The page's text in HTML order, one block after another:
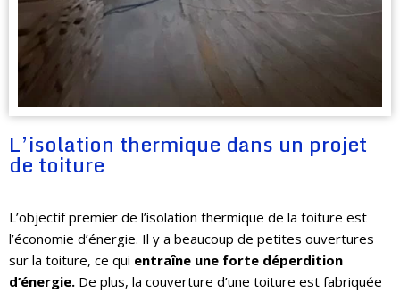
L’isolation thermique dans un projet
de toiture
L’objectif premier de l’isolation thermique de la toiture est
l’économie d’énergie. Il y a beaucoup de petites ouvertures
sur la toiture, ce qui entraîne une forte déperdition
d’énergie. De plus, la couverture d’une toiture est fabriquée